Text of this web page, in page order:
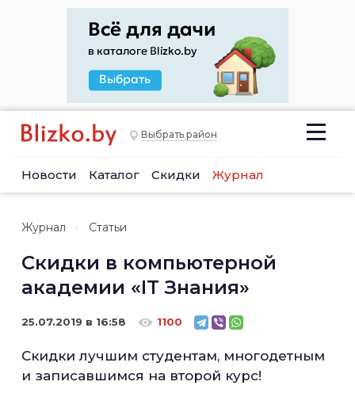
Выбрать район
Новости Каталог Скидки Журнал
Журнал Статьи
Скидки в компьютерной
академии «IT Знания»
25.07.2019 в 16:58 1100
Скидки лучшим студентам, многодетным
и записавшимся на второй курс!